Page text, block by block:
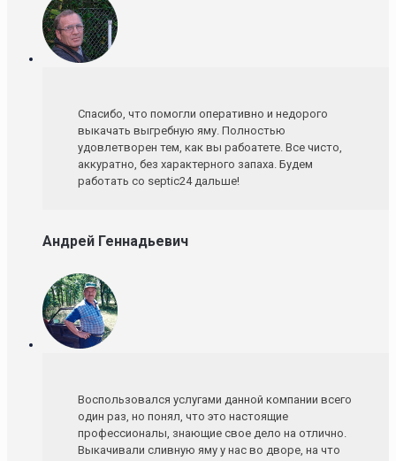
Спасибо, что помогли оперативно и недорого
выкачать выгребную яму. Полностью
удовлетворен тем, как вы рабоатете. Все чисто,
аккуратно, без характерного запаха. Будем
работать со septic24 дальше!
Андрей Геннадьевич
Воспользовался услугами данной компании всего
один раз, но понял, что это настоящие
профессионалы, знающие свое дело на отлично.
Выкачивали сливную яму у нас во дворе, на что